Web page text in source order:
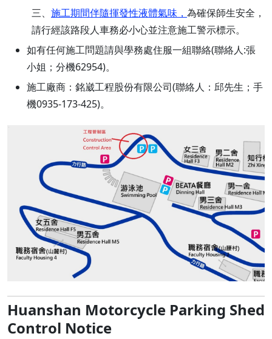
三、 施工期間伴隨揮發性液體氣味， 為確保師生安全，
請行經該路段人車務必小心並注意施工警示標示。
如有任何施工問題請與學務處住服一組聯絡(聯絡人:張
小姐；分機62954)。
施工廠商：銘崴工程股份有限公司(聯絡人：邱先生；手
機0935-173-425)。
Huanshan Motorcycle Parking Shed
Control Notice